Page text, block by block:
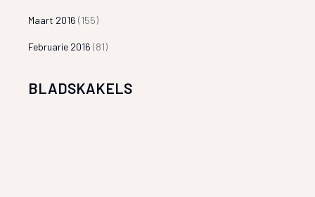
Maart 2016 (155)
Februarie 2016 (81)
BLADSKAKELS